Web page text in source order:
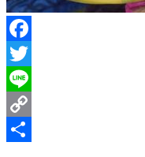
Facebook
Twitter
Line
Copy